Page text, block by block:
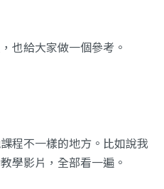
也給大家做一個參考。
程不一樣的地方。比如說我
學影片，全部看一遍。